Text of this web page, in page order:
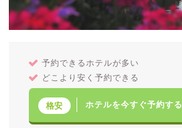
予約できるホテルが多い
どこより安く予約できる
格安 ホテルを今すぐ予約する